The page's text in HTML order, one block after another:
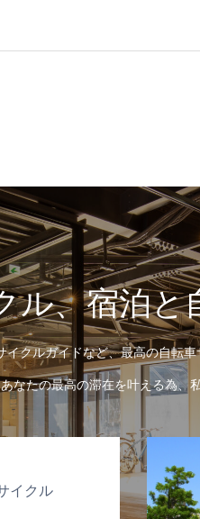
ル、宿泊
クルガイドなど、最高の自転
なたの最高の滞在を叶える為、
イクル